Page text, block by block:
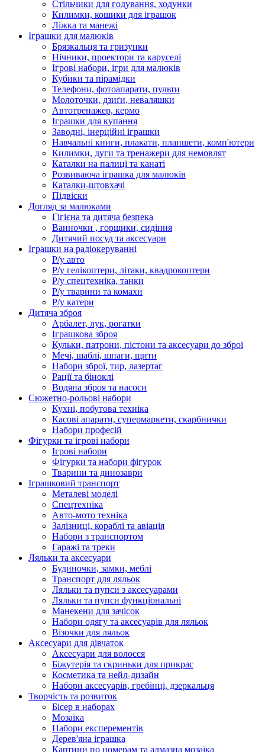
Стільчики для годування, ходунки
Килимки, кошики для іграшок
Ліжка та манежі
Іграшки для малюків
Брязкальця та гризунки
Нічники, проектори та каруселі
Ігрові набори, ігри для малюків
Кубики та пірамідки
Телефони, фотоапарати, пульти
Молоточки, дзиґи, неваляшки
Автотренажер, кермо
Іграшки для купання
Заводні, інерційні іграшки
Навчальні книги, плакати, планшети, комп'ютери
Килимки, дуги та тренажери для немовлят
Каталки на палиці та канаті
Розвиваюча іграшка для малюків
Каталки-штовхачі
Підвіски
Догляд за малюками
Гігієна та дитяча безпека
Ванночки , горщики, сидіння
Дитячий посуд та аксесуари
Іграшки на радіокеруванні
Р/у авто
Р/у гелікоптери, літаки, квадрокоптери
Р/у спецтехніка, танки
Р/у тварини та комахи
Р/у катери
Дитяча зброя
Арбалет, лук, рогатки
Іграшкова зброя
Кульки, патрони, пістони та аксесуари до зброї
Мечі, шаблі, шпаги, щити
Набори зброї, тир, лазертаг
Рації та біноклі
Водяна зброя та насоси
Сюжетно-рольові набори
Кухні, побутова техніка
Касові апарати, супермаркети, скарбнички
Набори професій
Фігурки та ігрові набори
Ігрові набори
Фігурки та набори фігурок
Тварини та динозаври
Іграшковий транспорт
Металеві моделі
Спецтехніка
Авто-мото техніка
Залізниці, кораблі та авіація
Набори з транспортом
Гаражі та треки
Ляльки та аксесуари
Будиночки, замки, меблі
Транспорт для ляльок
Ляльки та пупси з аксесуарами
Ляльки та пупси функціональні
Манекени для зачісок
Набори одягу та аксесуарів для ляльок
Візочки для ляльок
Аксесуари для дівчаток
Аксесуари для волосся
Біжутерія та скриньки для прикрас
Косметика та нейл-дизайн
Набори аксесуарів, гребінці, дзеркальця
Творчість та розвиток
Бісер в наборах
Мозаїка
Набори експерементів
Дерев'яна іграшка
Картини по номерам та алмазна мозаїка